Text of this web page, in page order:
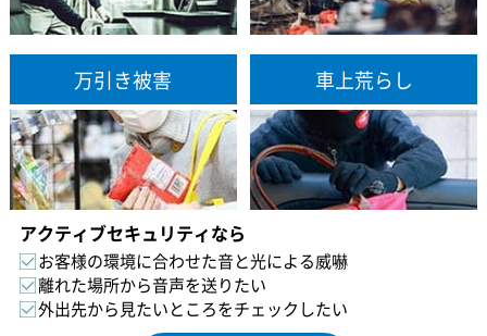
万引き被害 車上荒らし
アクティブセキュリティなら
お客様の環境に合わせた音と光による威嚇
離れた場所から音声を送りたい
外出先から見たいところをチェックしたい